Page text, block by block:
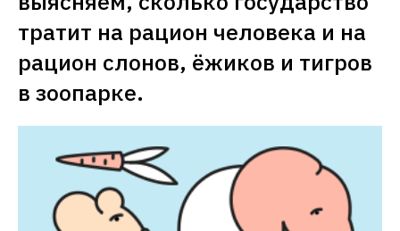
тратит на рацион человека и на
рацион слонов, ёжиков и тигров
в зоопарке.